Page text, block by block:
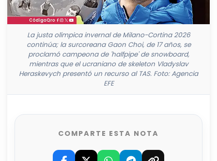
La justa olímpica invernal de Milano-Cortina 2026
continúa; la surcoreana Gaon Choi, de 17 años, se
proclamó campeona de 'halfpipe' de snowboard,
mientras que el ucraniano de skeleton Vladyslav
Heraskevych presentó un recurso al TAS. Foto: Agencia
EFE
COMPARTE ESTA NOTA